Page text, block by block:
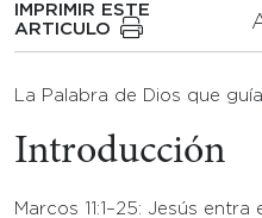
IMPRIMIR ESTE
ARTICULO
La Palabra de Dios que
Introducción
Marcos 11:1–25: Jesús